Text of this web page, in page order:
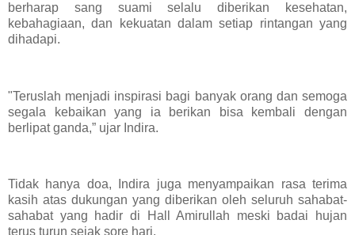
berharap sang suami selalu diberikan kesehatan,
kebahagiaan, dan kekuatan dalam setiap rintangan yang
dihadapi.
"Teruslah menjadi inspirasi bagi banyak orang dan semoga
segala kebaikan yang ia berikan bisa kembali dengan
berlipat ganda,” ujar Indira.
Tidak hanya doa, Indira juga menyampaikan rasa terima
kasih atas dukungan yang diberikan oleh seluruh sahabat-
sahabat yang hadir di Hall Amirullah meski badai hujan
terus turun sejak sore hari.